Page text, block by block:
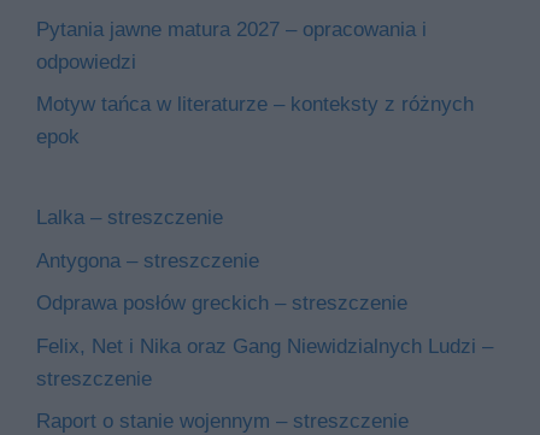
Pytania jawne matura 2027 – opracowania i
odpowiedzi
Motyw tańca w literaturze – konteksty z różnych
epok
Lalka – streszczenie
Antygona – streszczenie
Odprawa posłów greckich – streszczenie
Felix, Net i Nika oraz Gang Niewidzialnych Ludzi –
streszczenie
Raport o stanie wojennym – streszczenie